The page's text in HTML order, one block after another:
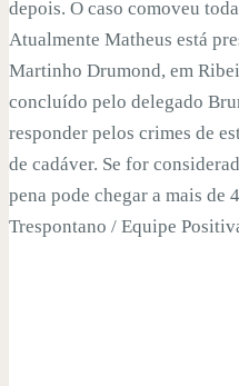
depois. O caso comoveu
Atualmente Matheus está
Martinho Drumond, em
concluído pelo delegado
responder pelos crimes de
de cadáver. Se for
pena pode chegar a mais de
Trespontano / Equipe